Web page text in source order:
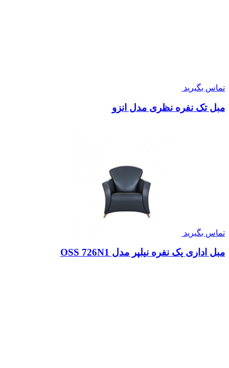
تماس بگیرید
مبل تک نفره نظری مدل انزو
تماس بگیرید
مبل اداری یک نفره نیلپر مدل OSS 726N1